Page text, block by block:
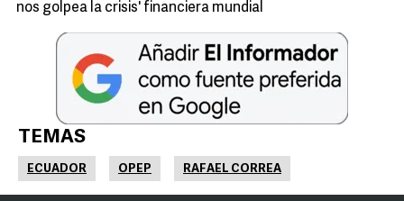
nos golpea la crisis' financiera mundial
TEMAS
ECUADOR OPEP RAFAEL CORREA